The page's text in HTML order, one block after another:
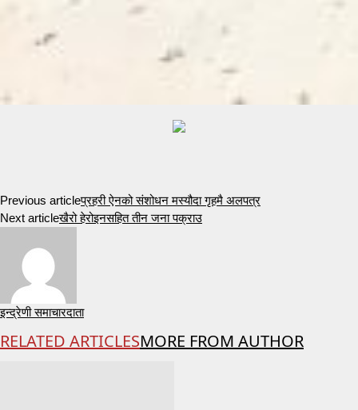
Previous articleप्रहरी ऐनको संशोधन मस्यौदा गृहमै अलपत्र
Next articleखैरो हेरोइनसहित तीन जना पक्राउ
इन्द्रेणी समाचारदाता
RELATED ARTICLESMORE FROM AUTHOR